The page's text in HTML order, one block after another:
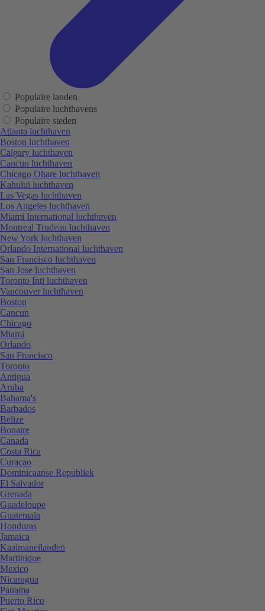
Populaire landen
Populaire luchthavens
Populaire steden
Atlanta luchthaven
Boston luchthaven
Calgary luchthaven
Cancun luchthaven
Chicago Ohare luchthaven
Kahului luchthaven
Las Vegas luchthaven
Los Angeles luchthaven
Miami International luchthaven
Montreal Trudeau luchthaven
New York luchthaven
Orlando International luchthaven
San Francisco luchthaven
San Jose luchthaven
Toronto Intl luchthaven
Vancouver luchthaven
Boston
Cancun
Chicago
Miami
Orlando
San Francisco
Toronto
Antigua
Aruba
Bahama's
Barbados
Belize
Bonaire
Canada
Costa Rica
Curaçao
Dominicaanse Republiek
El Salvador
Grenada
Guadeloupe
Guatemala
Honduras
Jamaica
Kaaimaneilanden
Martinique
Mexico
Nicaragua
Panama
Puerto Rico